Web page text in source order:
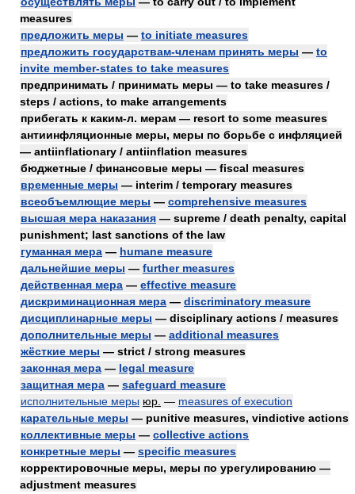
measures
предложить меры — to initiate measures
предложить государствам-членам принять меры — to
invite member-states to take measures
предпринимать / принимать меры — to take measures /
steps / actions, to make arrangements
прибегать к каким-л. мерам — resort to some measures
антиинфляционные меры, меры по борьбе с инфляцией
— antiinflationary / antiinflation measures
бюджетные / финансовые меры — fiscal measures
временные меры — interim / temporary measures
всеобъемлющие меры — comprehensive measures
высшая мера наказания — supreme / death penalty, capital
punishment; last sanctions of the law
гуманная мера — humane measure
дальнейшие меры — further measures
действенная мера — effective measure
дискриминационная мера — discriminatory measure
дисциплинарные меры — disciplinary actions / measures
дополнительные меры — additional measures
жёсткие меры — strict / strong measures
законная мера — legal measure
защитная мера — safeguard measure
исполнительные меры юр. — measures of execution
карательные меры — punitive measures, vindictive actions
коллективные меры — collective actions
конкретные меры — specific measures
корректировочные меры, меры по урегулированию —
adjustment measures